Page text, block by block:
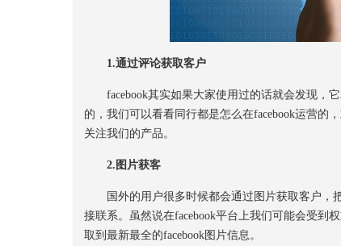
1.通过评论获取客户
facebook其实如果大家使用过的话就会发现，它
的，我们可以看看同行都是怎么在facebook运营的
关注我们的产品。
2.图片获客
国外的用户很多时候都会通过图片获取客户，
接联系。虽然说在facebook平台上我们可能会受到
取到最新最全的facebook图片信息。